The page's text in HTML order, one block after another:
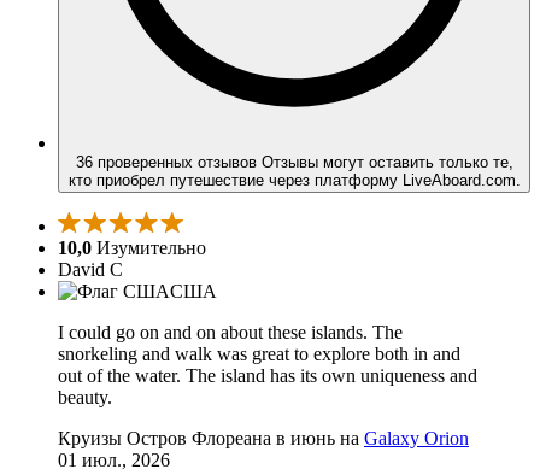
36 проверенных отзывов Отзывы могут оставить только те,
кто приобрел путешествие через платформу LiveAboard.com.
10,0 Изумительно
David C
США
I could go on and on about these islands. The
snorkeling and walk was great to explore both in and
out of the water. The island has its own uniqueness and
beauty.
Круизы Остров Флореана в июнь на Galaxy Orion
01 июл., 2026